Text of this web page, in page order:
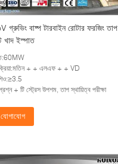
বাষ্প টারবাইন রোটার ফরজিং তাপ
খাদ ইস্পাত
+ + এলএফ + + VD
+ টি স্ট্রেস উপশম, তাপ স্থায়িত্ব পরীক্ষা